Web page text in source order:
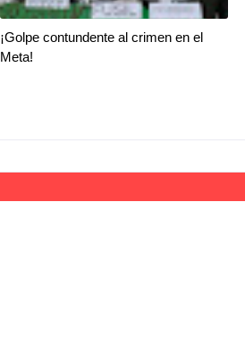
¡Golpe contundente al crimen en el
Meta!